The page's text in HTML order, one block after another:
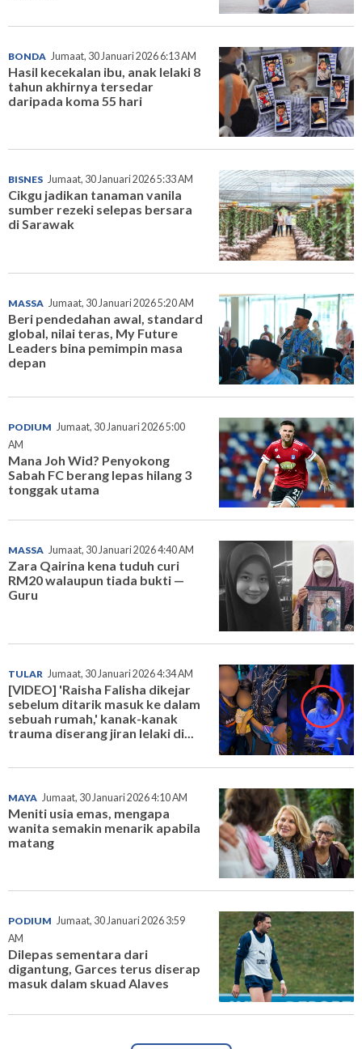
BONDA Jumaat, 30 Januari 2026 6:13 AM
Hasil kecekalan ibu, anak lelaki 8
tahun akhirnya tersedar
daripada koma 55 hari
BISNES Jumaat, 30 Januari 2026 5:33 AM
Cikgu jadikan tanaman vanila
sumber rezeki selepas bersara
di Sarawak
MASSA Jumaat, 30 Januari 2026 5:20 AM
Beri pendedahan awal, standard
global, nilai teras, My Future
Leaders bina pemimpin masa
depan
PODIUM Jumaat, 30 Januari 2026 5:00
AM
Mana Joh Wid? Penyokong
Sabah FC berang lepas hilang 3
tonggak utama
MASSA Jumaat, 30 Januari 2026 4:40 AM
Zara Qairina kena tuduh curi
RM20 walaupun tiada bukti —
Guru
TULAR Jumaat, 30 Januari 2026 4:34 AM
[VIDEO] 'Raisha Falisha dikejar
sebelum ditarik masuk ke dalam
sebuah rumah,' kanak-kanak
trauma diserang jiran lelaki di...
MAYA Jumaat, 30 Januari 2026 4:10 AM
Meniti usia emas, mengapa
wanita semakin menarik apabila
matang
PODIUM Jumaat, 30 Januari 2026 3:59
AM
Dilepas sementara dari
digantung, Garces terus diserap
masuk dalam skuad Alaves